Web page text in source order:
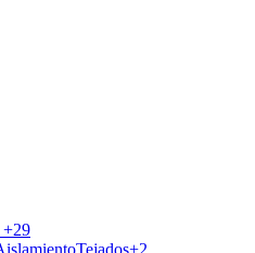
+29
Tejados+2